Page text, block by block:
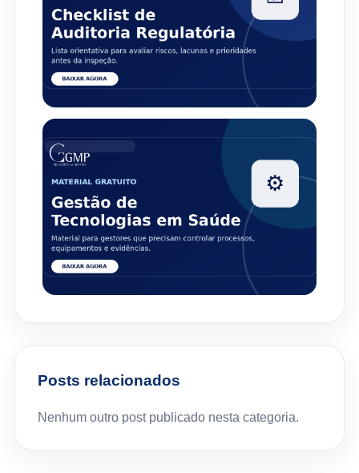
Posts relacionados
Nenhum outro post publicado nesta categoria.